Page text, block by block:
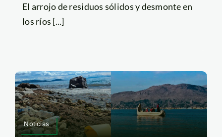
El arrojo de residuos sólidos y desmonte en
los ríos [...]
Noticias